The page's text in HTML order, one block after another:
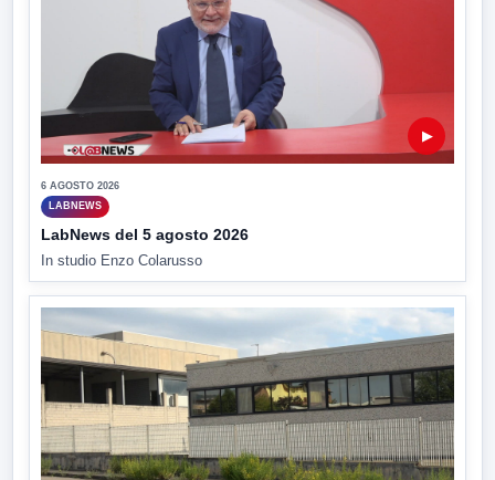
▶
6 AGOSTO 2026
LABNEWS
LabNews del 5 agosto 2026
In studio Enzo Colarusso